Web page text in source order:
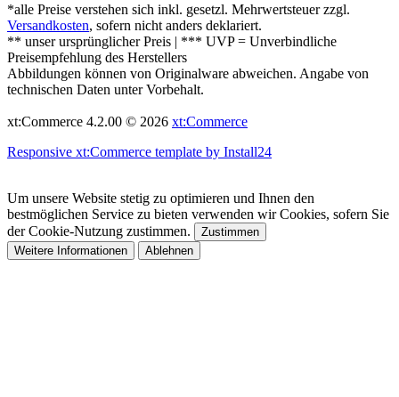
*alle Preise verstehen sich inkl. gesetzl. Mehrwertsteuer zzgl.
Versandkosten, sofern nicht anders deklariert.
** unser ursprünglicher Preis | *** UVP = Unverbindliche
Preisempfehlung des Herstellers
Abbildungen können von Originalware abweichen. Angabe von
technischen Daten unter Vorbehalt.
xt:Commerce 4.2.00 © 2026 xt:Commerce
Responsive xt:Commerce template by Install24
Um unsere Website stetig zu optimieren und Ihnen den
bestmöglichen Service zu bieten verwenden wir Cookies, sofern Sie
der Cookie-Nutzung zustimmen.